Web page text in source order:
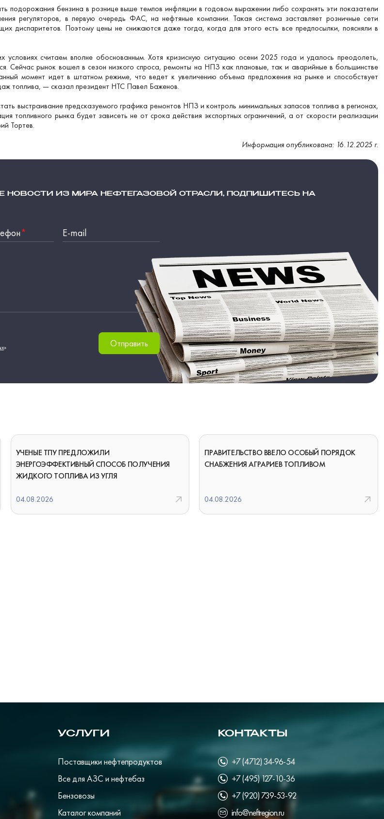
подорожания бензина в рознице выше темпов инфляции в годовом выражении либо сохранять эти показатели
регуляторов, в первую очередь ФАС, на нефтяные компании. Такая система заставляет розничные сети
диспаритетов. Поэтому цены не снижаются даже тогда, когда для этого есть все предпосылки, поясняли в
считаем вполне обоснованным. Хотя кризисную ситуацию осени 2025 года и удалось преодолеть,
Сейчас рынок вошел в сезон низкого спроса, ремонты на НПЗ как плановые, так и аварийные в большинстве
момент идет в штатном режиме, что ведет к увеличению объема предложения на рынке и способствует
топлива, — сказал президент НТС Павел Баженов.
выстраивание предсказуемого графика ремонтов НПЗ и контроль минимальных запасов топлива в регионах,
топливного рынка будет зависеть не от срока действия экспортных ограничений, а от скорости реализации
Тортев.
Информация опубликована: 16.12.2025 г.
НОВОСТИ ИЗ МИРА НЕФТЕГАЗОВОЙ ОТРАСЛИ, ПОДПИШИТЕСЬ НА
*
E-mail
» Отправить
УЧЕНЫЕ ТПУ ПРЕДЛОЖИЛИ
ЭНЕРГОЭФФЕКТИВНЫЙ СПОСОБ ПОЛУЧЕНИЯ
ЖИДКОГО ТОПЛИВА ИЗ УГЛЯ
04.08.2026
ПРАВИТЕЛЬСТВО ВВЕЛО ОСОБЫЙ ПОРЯДОК
СНАБЖЕНИЯ АГРАРИЕВ ТОПЛИВОМ
04.08.2026
УСЛУГИ
Поставщики нефтепродуктов
Все для АЗС и нефтебаз
Бензовозы
Каталог компаний
КОНТАКТЫ
+7 (4712) 34-96-54
+7 (495) 127-10-36
+7 (920) 739-53-92
info@neftregion.ru